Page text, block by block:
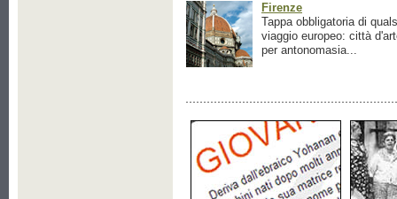
Firenze
Tappa obbligatoria di
viaggio europeo: città
per antonomasia...